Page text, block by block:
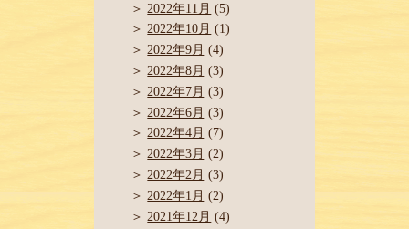
2022年11月 (5)
2022年10月 (1)
2022年9月 (4)
2022年8月 (3)
2022年7月 (3)
2022年6月 (3)
2022年4月 (7)
2022年3月 (2)
2022年2月 (3)
2022年1月 (2)
2021年12月 (4)